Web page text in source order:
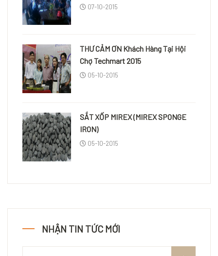
07-10-2015
THƯ CẢM ƠN Khách Hàng Tại Hội
Chợ Techmart 2015
05-10-2015
SẮT XỐP MIREX (MIREX SPONGE
IRON)
05-10-2015
NHẬN TIN TỨC MỚI